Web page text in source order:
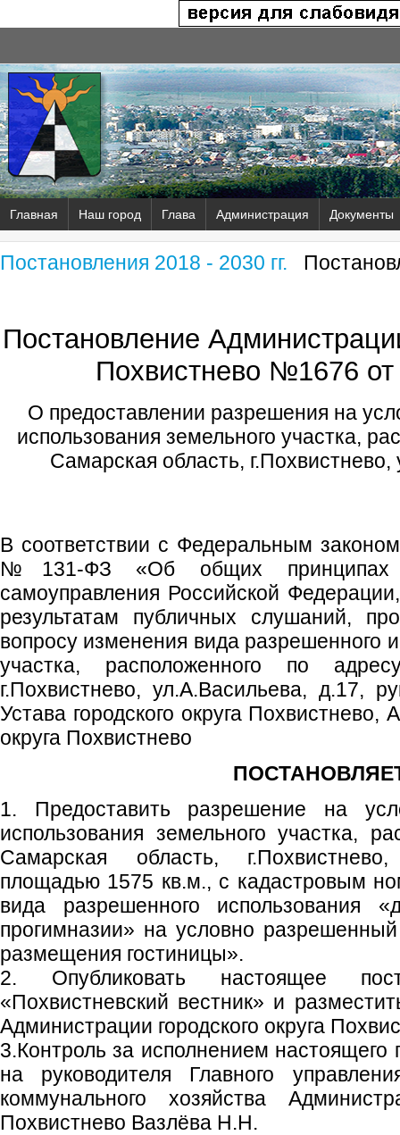
Главная Наш город Глава Администрация Документы
Постановления 2018 - 2030 гг.
Постановление
Похвистнево №1676 от
О предоставлении разрешения на
использования земельного участка,
Самарская область,
В соответствии с Федеральным
№131-ФЗ «Об общих принципах
самоуправления Российской
результатам публичных слушаний,
вопросу изменения вида разрешенного
участка, расположенного по
г.Похвистнево, ул.А.Васильева, д.17,
Устава городского округа Похвистнево,
округа Похвистнево
1. Предоставить разрешение на
использования земельного участка,
Самарская область,
площадью 1575 кв.м., с кадастровым
вида разрешенного использования
прогимназии» на условно
размещения гостиницы».
2. Опубликовать настоящее
«Похвистневский вестник» и
Администрации городского округа
3.Контроль за исполнением настоящего
на руководителя Главного
коммунального хозяйства
Похвистнево Вазлёва Н.Н.